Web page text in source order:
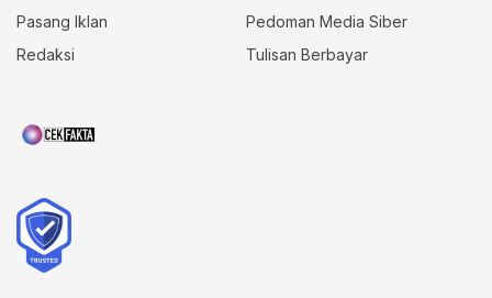
Pasang Iklan
Pedoman Media Siber
Redaksi
Tulisan Berbayar